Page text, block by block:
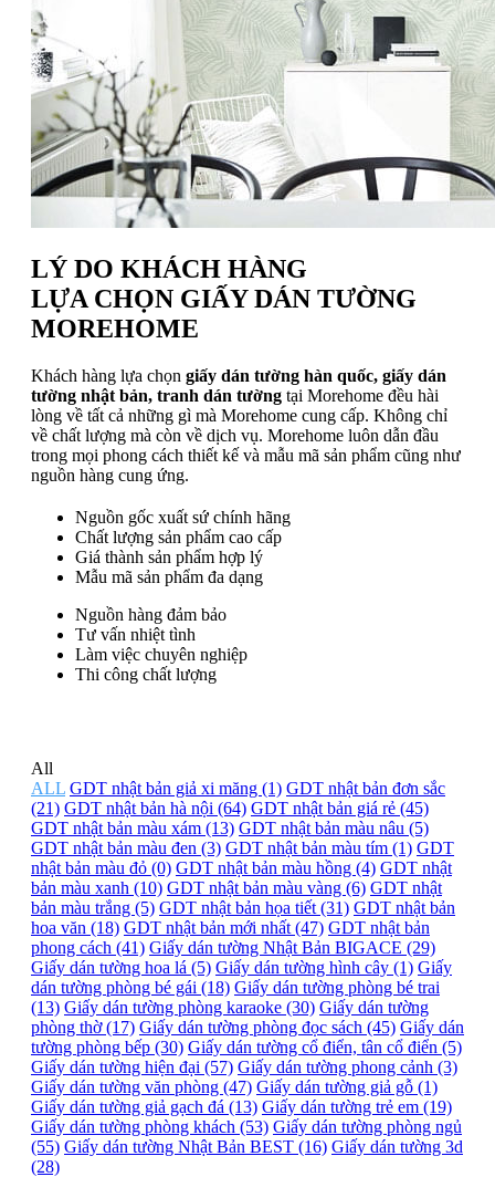
LÝ DO KHÁCH HÀNG
LỰA CHỌN GIẤY DÁN TƯỜNG
MOREHOME
Khách hàng lựa chọn giấy dán tường hàn quốc, giấy dán
tường nhật bản, tranh dán tường tại Morehome đều hài
lòng về tất cả những gì mà Morehome cung cấp. Không chỉ
về chất lượng mà còn về dịch vụ. Morehome luôn dẫn đầu
trong mọi phong cách thiết kế và mẫu mã sản phẩm cũng như
nguồn hàng cung ứng.
Nguồn gốc xuất sứ chính hãng
Chất lượng sản phẩm cao cấp
Giá thành sản phẩm hợp lý
Mẫu mã sản phẩm đa dạng
Nguồn hàng đảm bảo
Tư vấn nhiệt tình
Làm việc chuyên nghiệp
Thi công chất lượng
All
ALL GDT nhật bản giả xi măng (1) GDT nhật bản đơn sắc
(21) GDT nhật bản hà nội (64) GDT nhật bản giá rẻ (45)
GDT nhật bản màu xám (13) GDT nhật bản màu nâu (5)
GDT nhật bản màu đen (3) GDT nhật bản màu tím (1) GDT
nhật bản màu đỏ (0) GDT nhật bản màu hồng (4) GDT nhật
bản màu xanh (10) GDT nhật bản màu vàng (6) GDT nhật
bản màu trắng (5) GDT nhật bản họa tiết (31) GDT nhật bản
hoa văn (18) GDT nhật bản mới nhất (47) GDT nhật bản
phong cách (41) Giấy dán tường Nhật Bản BIGACE (29)
Giấy dán tường hoa lá (5) Giấy dán tường hình cây (1) Giấy
dán tường phòng bé gái (18) Giấy dán tường phòng bé trai
(13) Giấy dán tường phòng karaoke (30) Giấy dán tường
phòng thờ (17) Giấy dán tường phòng đọc sách (45) Giấy dán
tường phòng bếp (30) Giấy dán tường cổ điển, tân cổ điển (5)
Giấy dán tường hiện đại (57) Giấy dán tường phong cảnh (3)
Giấy dán tường văn phòng (47) Giấy dán tường giả gỗ (1)
Giấy dán tường giả gạch đá (13) Giấy dán tường trẻ em (19)
Giấy dán tường phòng khách (53) Giấy dán tường phòng ngủ
(55) Giấy dán tường Nhật Bản BEST (16) Giấy dán tường 3d
(28)